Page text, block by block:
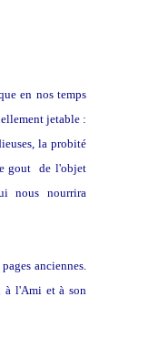
en nos temps
jetable :
, la probité
gout de l'objet
nous nourrira
anciennes.
à l'Ami et à son